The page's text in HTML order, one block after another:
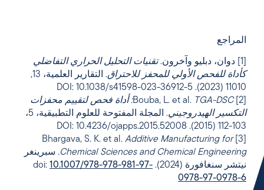
المراجع
تقنيات التحليل الحراري التفاضلي
كأداة للفحص الأولي للمحفز للاحتراق.
التقارير العلمية، 13,
11010 (2023). DOI: 10.1038/s41598-023-36912-5
TGA-DSC: أداة فحص لتقييم محفزات
التكسير الهيدروجيني
. المجلة المفتوحة للعلوم التطبيقية، 5،
103-112 (2015). DOI: 10.4236/ojapps.2015.52008
Additive Manufacturing for
Chemical Sciences and Chemical Engineering.
سبرينغر
نيتشر سنغافورة (2024). doi:
10.1007/978-978-981-97-
0978-97-0978-6